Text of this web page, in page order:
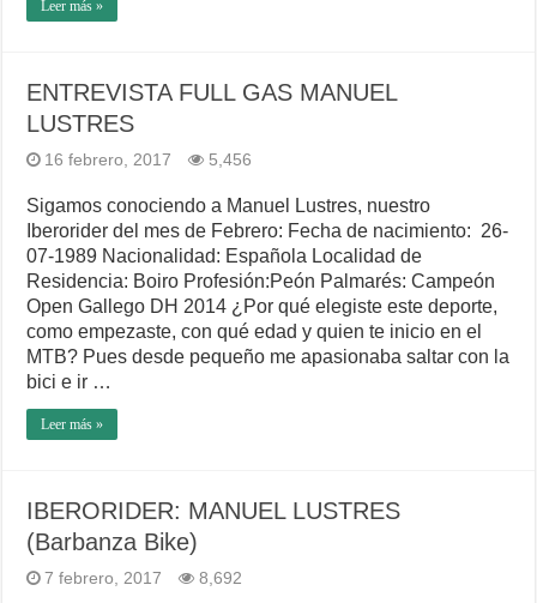
Leer más »
ENTREVISTA FULL GAS MANUEL
LUSTRES
16 febrero, 2017 5,456
Sigamos conociendo a Manuel Lustres, nuestro
Iberorider del mes de Febrero: Fecha de nacimiento: 26-
07-1989 Nacionalidad: Española Localidad de
Residencia: Boiro Profesión:Peón Palmarés: Campeón
Open Gallego DH 2014 ¿Por qué elegiste este deporte,
como empezaste, con qué edad y quien te inicio en el
MTB? Pues desde pequeño me apasionaba saltar con la
bici e ir …
Leer más »
IBERORIDER: MANUEL LUSTRES
(Barbanza Bike)
7 febrero, 2017 8,692